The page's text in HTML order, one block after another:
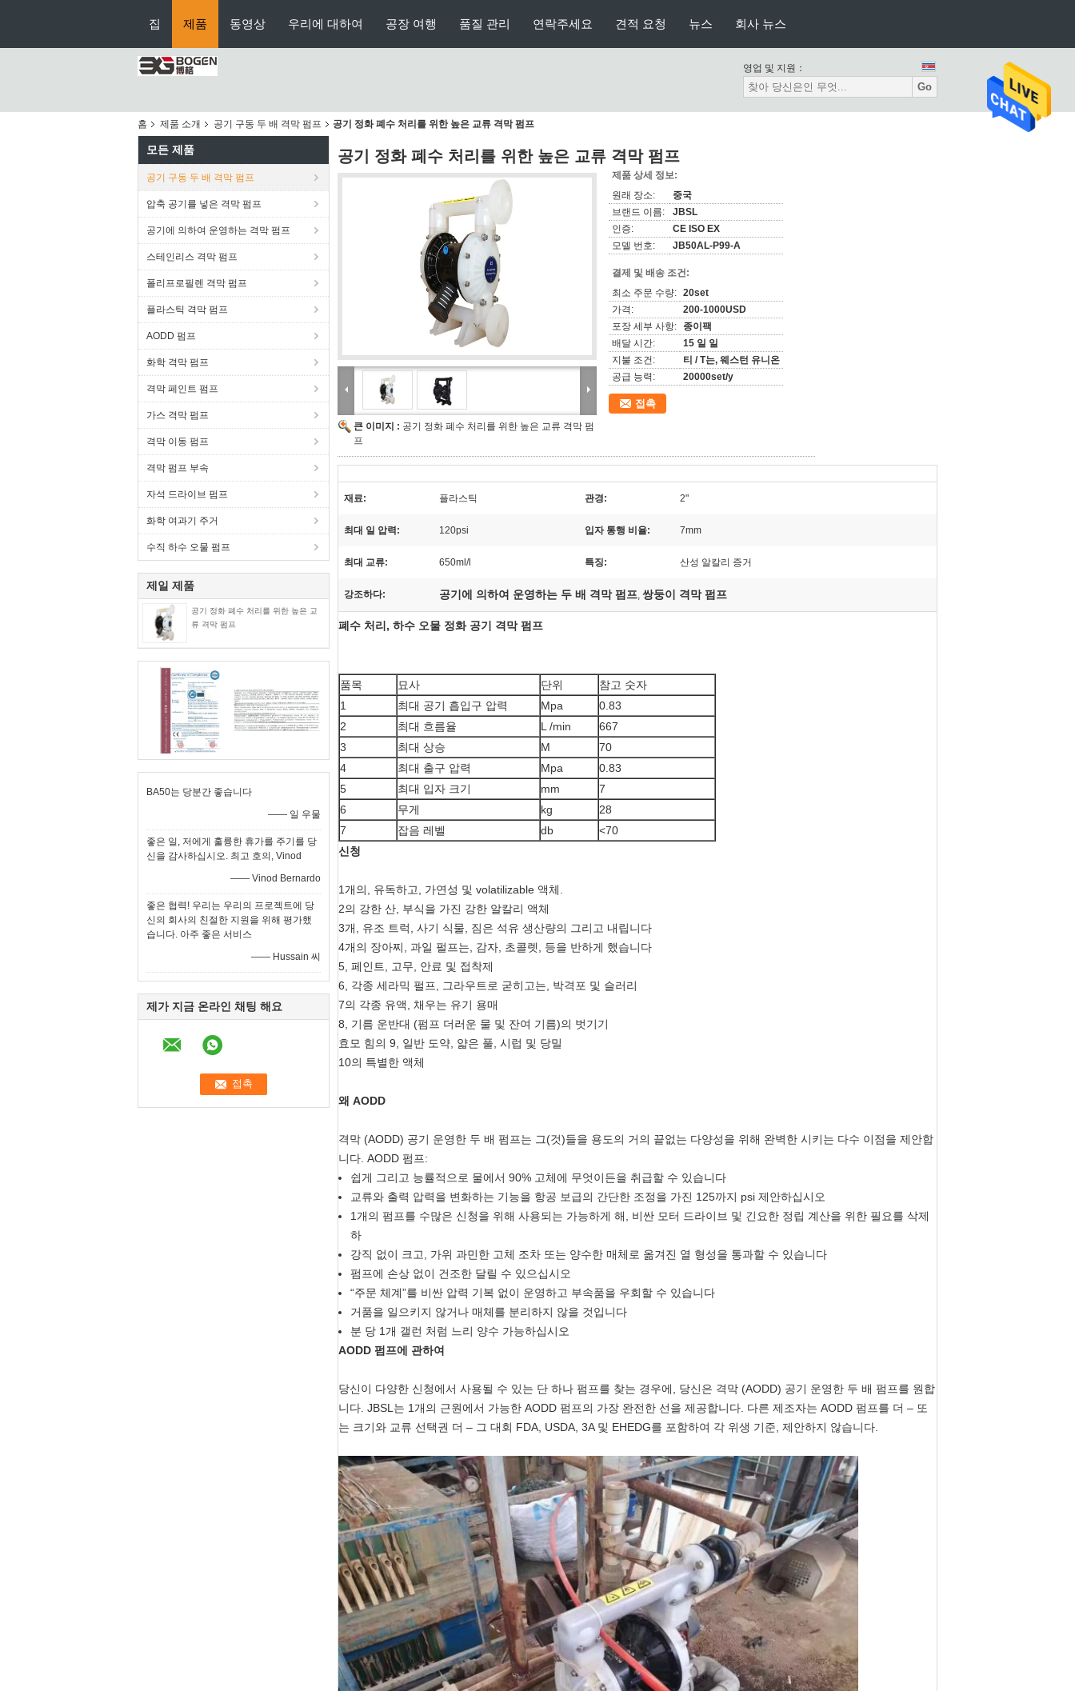
집 제품 동영상 우리에 대하여 공장 여행 품질 관리 연락주세요 견적 요청 뉴스 회사 뉴스
영업 및 지원：
Go
홈 제품 소개 공기 구동 두 배 격막 펌프 공기 정화 폐수 처리를 위한 높은 교류 격막 펌프
모든 제품
공기 구동 두 배 격막 펌프
압축 공기를 넣은 격막 펌프
공기에 의하여 운영하는 격막 펌프
스테인리스 격막 펌프
폴리프로필렌 격막 펌프
플라스틱 격막 펌프
AODD 펌프
화학 격막 펌프
격막 페인트 펌프
가스 격막 펌프
격막 이동 펌프
격막 펌프 부속
자석 드라이브 펌프
화학 여과기 주거
수직 하수 오물 펌프
제일 제품
공기 정화 폐수 처리를 위한 높은 교
류 격막 펌프
BA50는 당분간 좋습니다
—— 일 우물
좋은 일, 저에게 훌륭한 휴가를 주기를 당
신을 감사하십시오. 최고 호의, Vinod
—— Vinod Bernardo
좋은 협력! 우리는 우리의 프로젝트에 당
신의 회사의 친절한 지원을 위해 평가했
습니다. 아주 좋은 서비스
—— Hussain 씨
제가 지금 온라인 채팅 해요
공기 정화 폐수 처리를 위한 높은 교류 격막 펌프
큰 이미지 : 공기 정화 폐수 처리를 위한 높은 교류 격막 펌
프
제품 상세 정보:
원래 장소:
중국
브랜드 이름:
JBSL
인증:
CE ISO EX
모델 번호:
JB50AL-P99-A
결제 및 배송 조건:
최소 주문 수량: 20set
가격:
200-1000USD
포장 세부 사항:
종이팩
배달 시간:
15 일 일
지불 조건:
티 / T는, 웨스턴 유니온
공급 능력:
20000set/y
접촉
재료: 플라스틱 관경: 2"
최대 일 압력: 120psi 입자 통행 비율: 7mm
최대 교류: 650ml/l 특징: 산성 알칼리 증거
강조하다: 공기에 의하여 운영하는 두 배 격막 펌프, 쌍둥이 격막 펌프
폐수 처리, 하수 오물 정화 공기 격막 펌프
품목 묘사 단위
참고 숫자
1
최대 공기 흡입구 압력 Mpa
0.83
2
최대 흐름율 L /min
667
3
최대 상승 M
70
4
최대 출구 압력 Mpa
0.83
5
최대 입자 크기 mm
7
6
무게 kg
28
7
잡음 레벨 db
<70
신청
1개의, 유독하고, 가연성 및 volatilizable 액체.
2의 강한 산, 부식을 가진 강한 알칼리 액체
3개, 유조 트럭, 사기 식물, 짐은 석유 생산량의 그리고 내립니다
4개의 장아찌, 과일 펄프는, 감자, 초콜렛, 등을 반하게 했습니다
5, 페인트, 고무, 안료 및 접착제
6, 각종 세라믹 펄프, 그라우트로 굳히고는, 박격포 및 슬러리
7의 각종 유액, 채우는 유기 용매
8, 기름 운반대 (펌프 더러운 물 및 잔여 기름)의 벗기기
효모 힘의 9, 일반 도약, 얇은 풀, 시럽 및 당밀
10의 특별한 액체
왜 AODD
격막 (AODD) 공기 운영한 두 배 펌프는 그(것)들을 용도의 거의 끝없는 다양성을 위해 완벽한 시키는 다수 이점을 제안합
니다. AODD 펌프:
쉽게 그리고 능률적으로 물에서 90% 고체에 무엇이든을 취급할 수 있습니다
교류와 출력 압력을 변화하는 기능을 항공 보급의 간단한 조정을 가진 125까지 psi 제안하십시오
1개의 펌프를 수많은 신청을 위해 사용되는 가능하게 해, 비싼 모터 드라이브 및 긴요한 정립 계산을 위한 필요를 삭제
하
강직 없이 크고, 가위 과민한 고체 조차 또는 양수한 매체로 옮겨진 열 형성을 통과할 수 있습니다
펌프에 손상 없이 건조한 달릴 수 있으십시오
“주문 체계”를 비싼 압력 기복 없이 운영하고 부속품을 우회할 수 있습니다
거품을 일으키지 않거나 매체를 분리하지 않을 것입니다
분 당 1개 갤런 처럼 느리 양수 가능하십시오
AODD 펌프에 관하여
당신이 다양한 신청에서 사용될 수 있는 단 하나 펌프를 찾는 경우에, 당신은 격막 (AODD) 공기 운영한 두 배 펌프를 원합
니다. JBSL는 1개의 근원에서 가능한 AODD 펌프의 가장 완전한 선을 제공합니다. 다른 제조자는 AODD 펌프를 더 – 또
는 크기와 교류 선택권 더 – 그 대회 FDA, USDA, 3A 및 EHEDG를 포함하여 각 위생 기준, 제안하지 않습니다.